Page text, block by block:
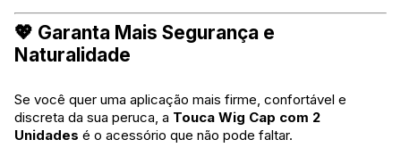
💖 Garanta Mais Segurança e
Naturalidade
Se você quer uma aplicação mais firme, confortável e
discreta da sua peruca, a Touca Wig Cap com 2
Unidades é o acessório que não pode faltar.